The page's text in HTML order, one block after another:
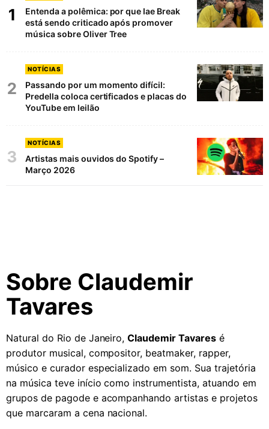
1
Entenda a polêmica: por que Iae Break
está sendo criticado após promover
música sobre Oliver Tree
2
NOTÍCIAS
Passando por um momento difícil:
Predella coloca certificados e placas do
YouTube em leilão
3
NOTÍCIAS
Artistas mais ouvidos do Spotify –
Março 2026
Sobre Claudemir
Tavares
Natural do Rio de Janeiro,Claudemir Tavaresé
produtor musical, compositor, beatmaker, rapper,
músico e curador especializado em som. Sua trajetória
na música teve início como instrumentista, atuando em
grupos de pagode e acompanhando artistas e projetos
que marcaram a cena nacional.